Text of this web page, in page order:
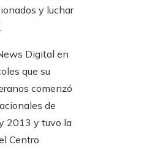
y luchar
Digital en
que su
comenzó
de
2013 y tuvo la
Centro